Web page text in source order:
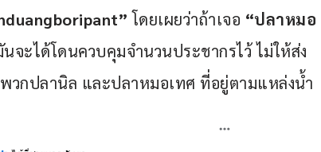
โดยเผยว่าถ้าเจอ “ปลาหมอ
ะได้โดนควบคุมจำนวนประชากรไว้ ไม่ให้ส่ง
วกปลานิล และปลาหมอเทศ ที่อยู่ตามแหล่งน้ำ